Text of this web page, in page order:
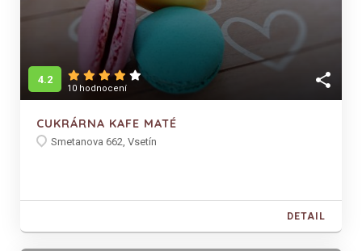
share
4.2
10 hodnocení
CUKRÁRNA KAFE MATÉ
Smetanova 662, Vsetín
DETAIL